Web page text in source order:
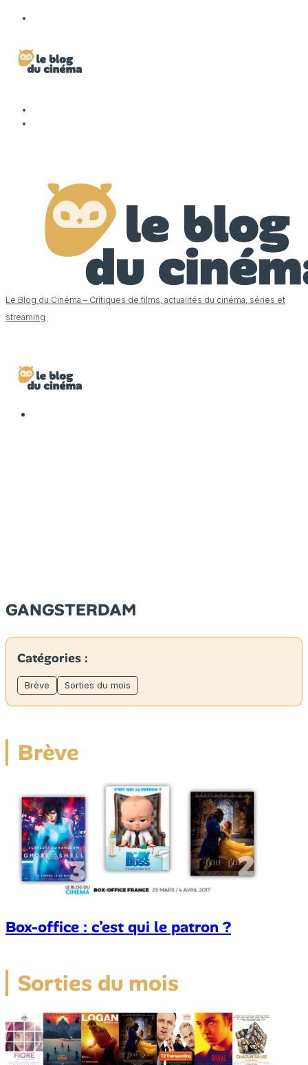
Le Blog du Cinéma – Critiques de films, actualités du cinéma, séries et
streaming
GANGSTERDAM
Catégories :
Brève Sorties du mois
Brève
Box-office : c’est qui le patron ?
Sorties du mois